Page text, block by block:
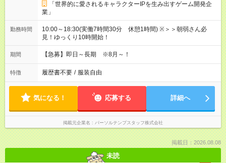
「世界的に愛されるキャラクターIPを生み出すゲーム開発企
業」
勤務時間
10:00～18:30(実働7時間30分 休憩1時間) ※＞＞朝弱さん必
見！ゆっくり10時開始！
期間 【急募】即日～長期 ※8月～！
特徴 履歴書不要 / 服装自由
気になる！ 応募する 詳細へ
掲載元企業名 パーソルテンプスタッフ株式会社
掲載日：2026.08.08
未読